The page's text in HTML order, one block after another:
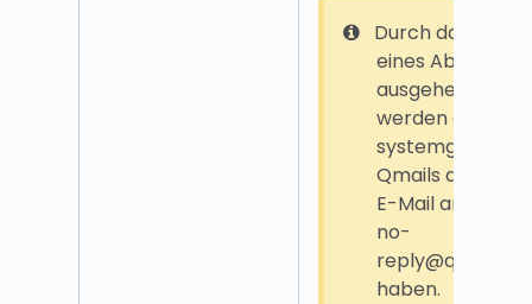
Durch das
eines
ausgehende E-
werden die
Qmails die
E-Mail anstelle
no-
haben.